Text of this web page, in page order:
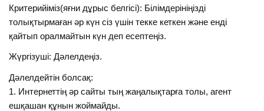
Критерийіміз(яғни дұрыс белгісі): Білімдерініңізді
толықтырмаған әр күн сіз үшін текке кеткен және енді
қайтып оралмайтын күн деп есептеңіз.
Жүргізуші: Дәлелдеңіз.
Дәлелдейтін болсақ:
1. Интернеттің әр сайты тың жаңалықтарға толы, агент
ешқашан құнын жоймайды.